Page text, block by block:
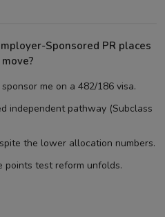
Sponsored PR places
me on a 482/186 visa.
independent pathway (Subclass
the lower allocation numbers.
points test reform unfolds.